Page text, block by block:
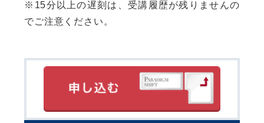
※15分以上の遅刻は、受講履歴が残りませんの
でご注意ください。